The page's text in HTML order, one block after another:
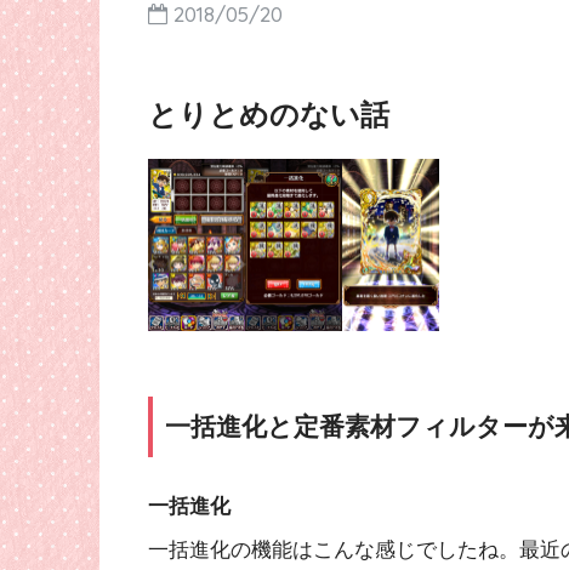
2018/05/20
とりとめのない話
一括進化と定番素材フィルターが
一括進化
一括進化の機能はこんな感じでしたね。最